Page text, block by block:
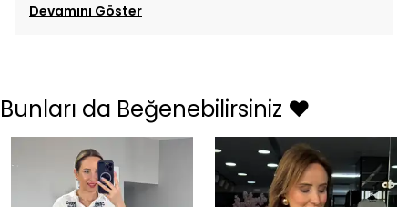
Devamını Göster
Bunları da Beğenebilirsiniz ❤️